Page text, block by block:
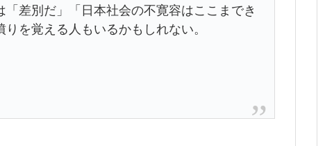
差別だ」「日本社会の不寛容はここまでき
を覚える人もいるかもしれない。